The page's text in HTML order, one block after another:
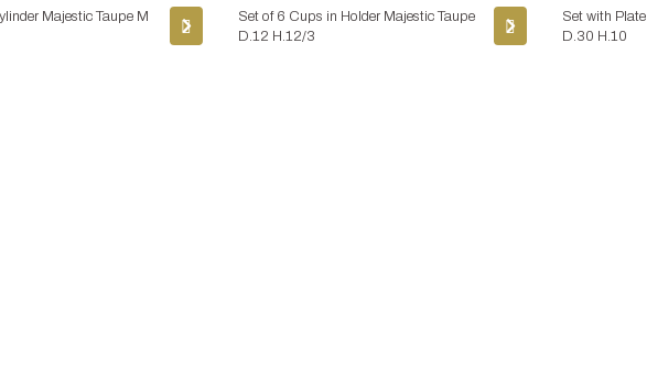
Majestic Taupe M
Set of 6 Cups in Holder Majestic Taupe
D.12 H.12/3
Set with
D.30 H.10